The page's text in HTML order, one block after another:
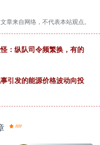
章来自网络，不代表本站观点。
：纵队司令频繁换，有的
引发的能源价格波动向投